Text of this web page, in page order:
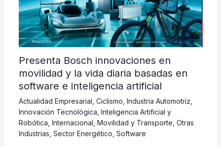
Presenta Bosch innovaciones en
movilidad y la vida diaria basadas en
software e inteligencia artificial
Actualidad Empresarial Ciclismo Industria Automotriz
Innovación Tecnológica Inteligencia Artificial y
Robótica Internacional Movilidad y Transporte Otras
Industrias Sector Energético Software